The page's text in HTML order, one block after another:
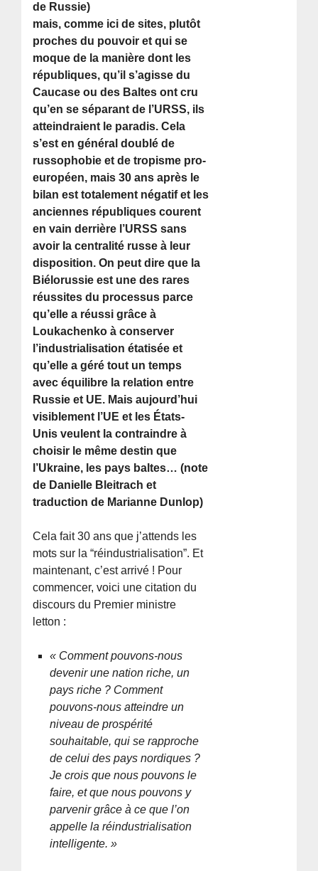
de Russie)
mais, comme ici de sites, plutôt
proches du pouvoir et qui se
moque de la manière dont les
républiques, qu’il s’agisse du
Caucase ou des Baltes ont cru
qu’en se séparant de l’URSS, ils
atteindraient le paradis. Cela
s’est en général doublé de
russophobie et de tropisme pro-
européen, mais 30 ans après le
bilan est totalement négatif et les
anciennes républiques courent
en vain derrière l’URSS sans
avoir la centralité russe à leur
disposition. On peut dire que la
Biélorussie est une des rares
réussites du processus parce
qu’elle a réussi grâce à
Loukachenko à conserver
l’industrialisation étatisée et
qu’elle a géré tout un temps
avec équilibre la relation entre
Russie et UE. Mais aujourd’hui
visiblement l’UE et les États-
Unis veulent la contraindre à
choisir le même destin que
l’Ukraine, les pays baltes… (note
de Danielle Bleitrach et
traduction de Marianne Dunlop)
Cela fait 30 ans que j’attends les
mots sur la “réindustrialisation”. Et
maintenant, c’est arrivé ! Pour
commencer, voici une citation du
discours du Premier ministre
letton :
« Comment pouvons-nous
devenir une nation riche, un
pays riche ? Comment
pouvons-nous atteindre un
niveau de prospérité
souhaitable, qui se rapproche
de celui des pays nordiques ?
Je crois que nous pouvons le
faire, et que nous pouvons y
parvenir grâce à ce que l’on
appelle la réindustrialisation
intelligente. »